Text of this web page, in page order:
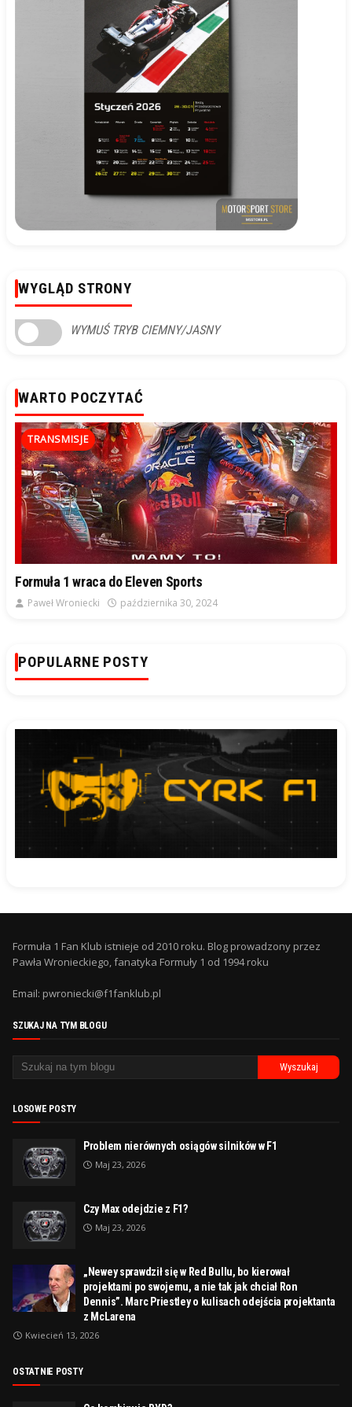
WYGLĄD STRONY
WYMUŚ TRYB CIEMNY/JASNY
WARTO POCZYTAĆ
TRANSMISJE
Formuła 1 wraca do Eleven Sports
Paweł Wroniecki października 30, 2024
POPULARNE POSTY
Formuła 1 Fan Klub istnieje od 2010 roku. Blog prowadzony przez
Pawła Wronieckiego, fanatyka Formuły 1 od 1994 roku
Email: pwroniecki@f1fanklub.pl
SZUKAJ NA TYM BLOGU
LOSOWE POSTY
Problem nierównych osiągów silników w F1
Maj 23, 2026
Czy Max odejdzie z F1?
Maj 23, 2026
„Newey sprawdził się w Red Bullu, bo kierował
projektami po swojemu, a nie tak jak chciał Ron
Dennis”. Marc Priestley o kulisach odejścia projektanta
z McLarena
Kwiecień 13, 2026
OSTATNIE POSTY